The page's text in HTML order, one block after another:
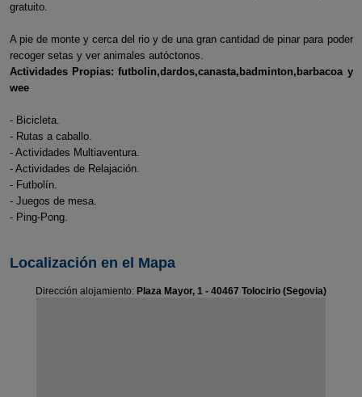
gratuito.
A pie de monte y cerca del rio y de una gran cantidad de pinar para poder
recoger setas y ver animales autóctonos.
Actividades Propias: futbolin,dardos,canasta,badminton,barbacoa y
wee
- Bicicleta.
- Rutas a caballo.
- Actividades Multiaventura.
- Actividades de Relajación.
- Futbolín.
- Juegos de mesa.
- Ping-Pong.
Localización en el Mapa
Dirección alojamiento: Plaza Mayor, 1 - 40467 Tolocirio (Segovia)